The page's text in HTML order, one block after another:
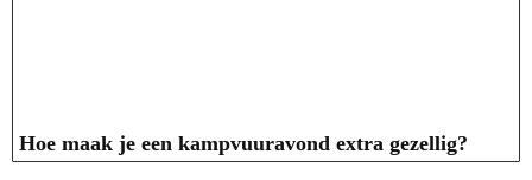
Hoe maak je een kampvuuravond extra gezellig?